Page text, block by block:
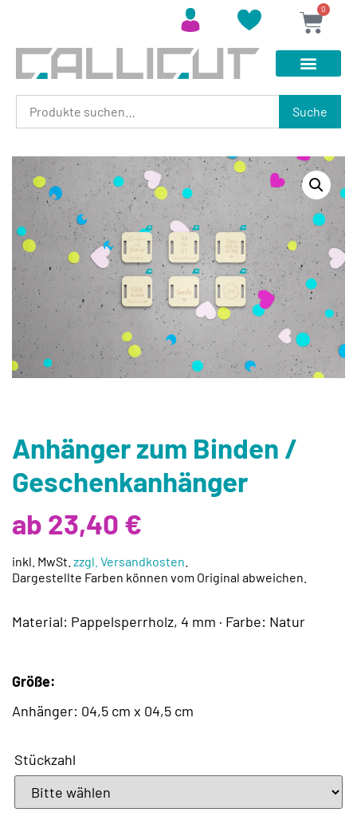
0
Suche
Anhänger zum Binden /
Geschenkanhänger
ab 23,40 €
inkl. MwSt. zzgl. Versandkosten
Dargestellte Farben können vom Original abweichen.
Material: Pappelsperrholz, 4 mm · Farbe: Natur
Größe:
Anhänger: 04,5 cm x 04,5 cm
Stückzahl